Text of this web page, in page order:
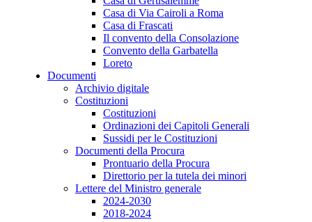
Casa di Via Cairoli a Roma
Casa di Frascati
Il convento della Consolazione
Convento della Garbatella
Loreto
Documenti
Archivio digitale
Costituzioni
Costituzioni
Ordinazioni dei Capitoli Generali
Sussidi per le Costituzioni
Documenti della Procura
Prontuario della Procura
Direttorio per la tutela dei minori
Lettere del Ministro generale
2024-2030
2018-2024